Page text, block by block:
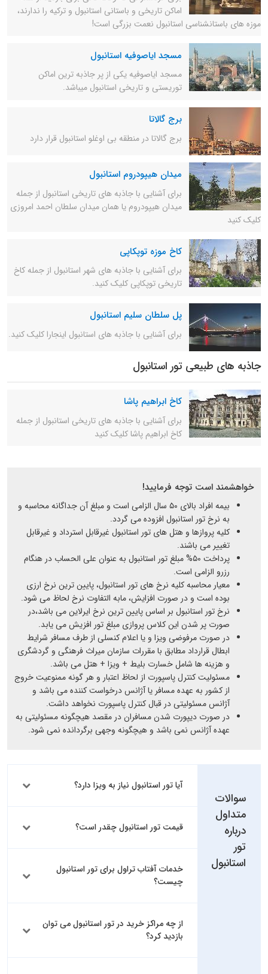
اماکن تاریخی و باستانی استانبول و ترکیه را ندارند،
موزه های باستانشناسی استانبول نعمت بزرگی است!
مسجد ایاصوفیه استانبول
مسجد ایاصوفیه یکی از پر جاذبه ترین اماکن
توریستی و تاریخی استانبول میباشد.
برج گالاتا
برج گالاتا در منطقه بی اوغلو استانبول قرار دارد
میدان هیپودروم استانبول
برای آشنایی با جاذبه های تاریخی استانبول از جمله
میدان هیپودروم یا همان میدان سلطان احمد امروزی
کلیک کنید
کاخ موزه توپکاپی
برای آشنایی با جاذبه های شهر استانبول از جمله کاخ
تاریخی توپکاپی کلیک کنید.
پل سلطان سلیم استانبول
برای آشنایی با جاذبه های استانبول اینجارا کلیک کنید.
جاذبه های طبیعی تور استانبول
کاخ ابراهیم پاشا
برای آشنایی با جاذبه های تاریخی استانبول از جمله
کاخ ابراهیم پاشا کلیک کنید
خواهشمند است توجه فرمایید!
بیمه افراد بالای ۵۰ سال الزامی است و مبلغ آن جداگانه محاسبه و
به نرخ تور استانبول افزوده می گردد.
کلیه پروازها و هتل های تور استانبول غیرقابل استرداد و غیرقابل
تغییر می باشند.
پرداخت ۵۰% مبلغ تور استانبول به عنوان علی الحساب در هنگام
رزرو الزامی است.
معیار محاسبه کلیه نرخ های تور استانبول، پایین ترین نرخ ارزی
بوده است و در صورت افزایش، مابه التفاوت نرخ لحاظ می شود.
نرخ تور استانبول بر اساس پایین ترین نرخ ایرلاین می باشد،در
صورت پر شدن این کلاس پروازی مبلغ تور افزیش می یابد.
در صورت مرفوضی ویزا و یا اعلام کنسلی از طرف مسافر شرایط
ابطال قرارداد مطابق با مقررات سازمان میراث فرهنگی و گردشگری
و هزینه ها شامل خسارت بلیط + ویزا + هتل می باشد.
مسئولیت کنترل پاسپورت از لحاظ اعتبار و هر گونه ممنوعیت خروج
از کشور به عهده مسافر یا آژانس درخواست کننده می باشد و
آژانس مسئولیتی در قبال کنترل پاسپورت نخواهد داشت.
در صورت دیپورت شدن مسافران در مقصد هیچگونه مسئولیتی به
عهده آژانس نمی باشد و هیچگونه وجهی برگردانده نمی شود.
سوالات
متداول
درباره
تور
استانبول
آیا تور استانبول نیاز به ویزا دارد؟
قیمت تور استانبول چقدر است؟
خدمات آفتاب تراول برای تور استانبول
چیست؟
از چه مراکز خرید در تور استانبول می توان
بازدید کرد؟